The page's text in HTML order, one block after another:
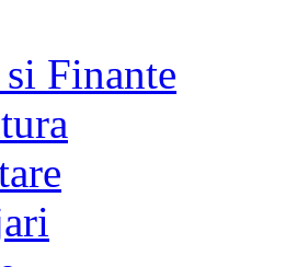
Finante